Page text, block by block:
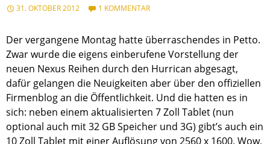
31. OKTOBER 2012 1 KOMMENTAR
Der vergangene Montag hatte überraschendes in Petto.
Zwar wurde die eigens einberufene Vorstellung der
neuen Nexus Reihen durch den Hurrican abgesagt,
dafür gelangen die Neuigkeiten aber über den offiziellen
Firmenblog an die Öffentlichkeit. Und die hatten es in
sich: neben einem aktualisierten 7 Zoll Tablet (nun
optional auch mit 32 GB Speicher und 3G) gibt’s auch ein
10 Zoll Tablet mit einer Auflösung von 2560 x 1600. Wow,